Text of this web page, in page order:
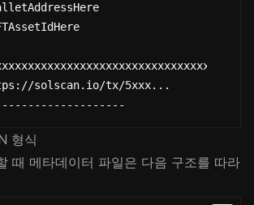
solscan.io/tx/5xxx...
형식
때 메타데이터 파일은 다음 구조를 따라